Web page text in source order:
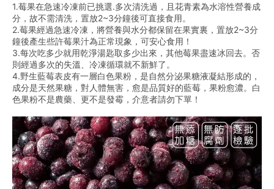
1.莓果在急速冷凍前已挑選.多次清洗過，且花青素為水溶性營養成
分，故不需清洗，置放2~3分鐘後可直接食用。
2.莓果經過急速冷凍，將營養與水分都保留在果實裏，置放2~3分
鐘後產生些許莓果汁為正常現象，可安心食用！
3.每次吃多少就用乾淨湯匙取多少出來，其他莓果盡速冰回去。否
則經過多次的失溫、冷凍循環就不新鮮了。
4.野生藍莓表皮有一層白色果粉，是自然分泌果糖液凝結形成的，
成分是天然果糖，對人體無害，愈是品質好的藍莓，果粉愈濃。白
色果粉不是農藥、更不是發霉，介意者請勿下單！